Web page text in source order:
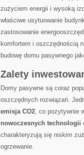
zużyciem energii i ​wysoką‌
właściwe usytuowanie
zastosowanie
komfortem i‌ oszczędnością⁣
budowę‍ domu pasywnego
Zalety​
Domy pasywne są coraz
⁣oszczędnych rozwiązań.
emisja CO2, co ‍pozytywnie
nowoczesnych technologii
charakteryzują się⁢ niskim
ogrzewanie.